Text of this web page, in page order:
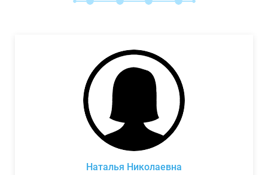
Наталья Николаевна